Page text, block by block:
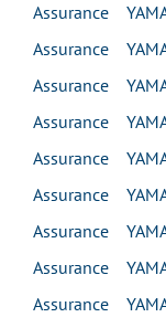
Assurance
Assurance
Assurance
Assurance
Assurance
Assurance
Assurance
Assurance
Assurance